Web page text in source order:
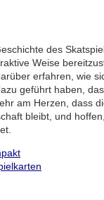
des
Weise
erfahren, wie
geführt haben,
am Herzen, dass
bleibt, und